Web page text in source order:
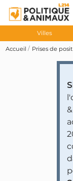
Villes
Accueil Prises de